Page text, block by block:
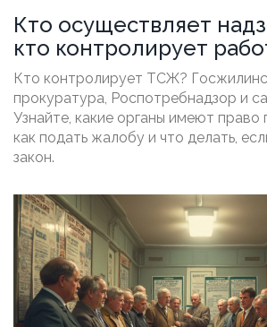
Кто осуществляет
кто контролирует
жильцов и какие
полномочия
Кто контролирует ТСЖ?
прокуратура, Роспотребнадзор и
Узнайте, какие органы имеют
как подать жалобу и что делать,
закон.